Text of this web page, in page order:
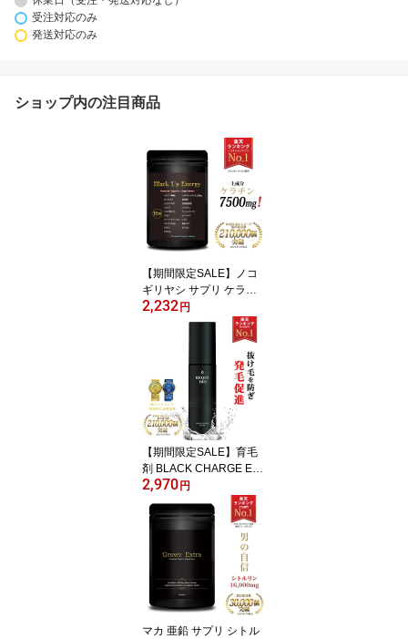
受注対応のみ
発送対応のみ
ショップ内の注目商品
【期間限定SALE】ノコ
ギリヤシ サプリ ケラチ
ン 7500mg ノコギリヤシ
2250mg 亜鉛 リジン Lリ
ジン ミレット アルギニ
ン 海藻抽出物 サプリメ
ント 人気 男性 メンズ ノ
コギリヤシサプリ サプリ
90粒 Black Up Energy 国
内製造 送料無料 男性用
育毛剤 と併用をおすすめ
2,232円
【期間限定SALE】育毛
剤 BLACK CHARGE EXT
RA 薬用 発毛促進 抜け毛
男性用育毛剤 センブリエ
キス 育毛トニック 養毛
剤 育毛ローション ヘア
トニック ヘアケア スカ
ルプ ふけ かゆみ 抜け毛
予防 頭皮ケア 養毛 薄毛
対策 産後 送料無料 REQ
ST DIO［医薬部外品］
2,970円
マカ 亜鉛 サプリ シトル